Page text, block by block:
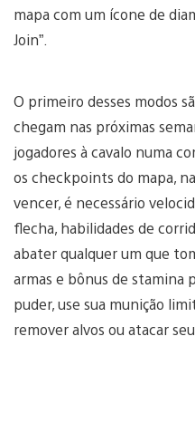
mapa com um ícone de
Join”.
O primeiro desses modos
chegam nas próximas
jogadores à cavalo numa
os checkpoints do mapa,
vencer, é necessário
flecha, habilidades de
abater qualquer um que
armas e bônus de stamina
puder, use sua munição
remover alvos ou atacar